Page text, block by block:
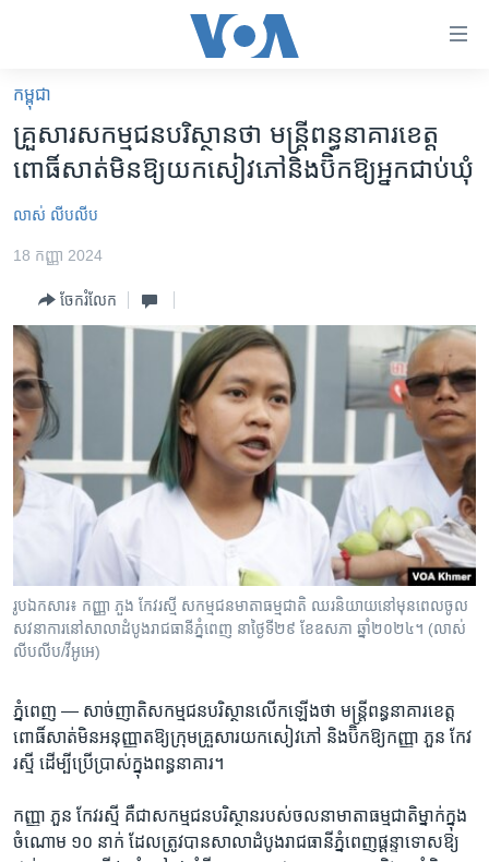
គេហទំព័រ​
ទាក់ទង
រំលង​
និង​
ទំព័រ​
ម្តង
រំលង​
និង​
ចូល​
ទៅ​
ទំព័រ​
រចនា
សម្ព័ន្ធ​
ទៅ​
កាន់​
ស្វែង​
កម្ពុជា
អន្តរជាតិ
ហេឡូវីអូអេ
កម្ពុជាច្នៃប្រតិដ្ឋ
ព្រឹត្តិការណ៍ព័ត៌មាន
ទូរទស្សន៍ / វីដេអូ​
វិទ្យុ / ផតខាសថ៍
កម្មវិធីទាំងអស់
Khmer English
បណ្តាញ​សង្គម
កម្ពុជា
គ្រួសារ​សកម្មជន​បរិស្ថាន​ថា មន្ត្រី​ពន្ធនាគារ​ខេត្ត​
ពោធិ៍សាត់​មិន​ឱ្យ​យក​សៀវភៅ​និង​ប៊ិក​ឱ្យ​អ្នក​ជាប់​ឃុំ
លាស់ លីបលីប
18 កញ្ញា 2024
ចែករំលែក
រូបឯកសារ៖ កញ្ញា ភួង កែវរស្មី សកម្មជនមាតាធម្មជាតិ ឈរនិយាយនៅមុនពេលចូល
សវនាការនៅសាលាដំបូងរាជធានីភ្នំពេញ នាថ្ងៃទី២៩ ខែឧសភា ឆ្នាំ២០២៤។ (លាស់
លីបលីប/វីអូអេ)
ភ្នំពេញ — សាច់​ញាតិ​សកម្ម​ជន​បរិស្ថាន​លើក​ឡើង​ថា ​មន្ត្រី​ពន្ធនាគារ​ខេត្ត​
ពោធិ៍សាត់​មិន​អនុញ្ញាត​ឱ្យ​ក្រុម​គ្រួសារ​យក​សៀវភៅ ​និង​ប៊ិក​ឱ្យ​កញ្ញា ​ភួន កែវ
រស្មី ​ដើម្បី​ប្រើ​ប្រាស់​ក្នុង​ពន្ធនាគារ។​
កញ្ញា ​ភួន កែវរស្មី​ គឺ​ជា​សកម្ម​ជន​បរិស្ថាន​របស់​ចលនា​មាតា​ធម្មជាតិ​ម្នាក់​ក្នុង​
ចំណោម​ ១០ ​នាក់ ​ដែល​ត្រូវ​បាន​សាលា​ដំបូង​រាជធានី​ភ្នំពេញ​ផ្តន្ទាទោស​ឱ្យ​